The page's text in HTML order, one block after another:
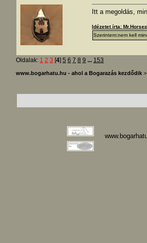
Itt a megoldás,
Idézetet írta:
Szerintem:nem kell
Oldalak: 1 2 3 [4] 5 6 7 8 9 ... 153
www.bogarhatu.hu - ahol a Bogarazás kezdődik >